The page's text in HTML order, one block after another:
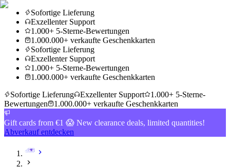
Sofortige Lieferung
Exzellenter Support
1.000+ 5-Sterne-Bewertungen
1.000.000+ verkaufte Geschenkkarten
Sofortige Lieferung
Exzellenter Support
1.000+ 5-Sterne-Bewertungen
1.000.000+ verkaufte Geschenkkarten
Sofortige Lieferung
Exzellenter Support
1.000+ 5-Sterne-
Bewertungen
1.000.000+ verkaufte Geschenkkarten
Gift cards from €1 😱 New clearance deals, limited quantities!
Abverkauf entdecken